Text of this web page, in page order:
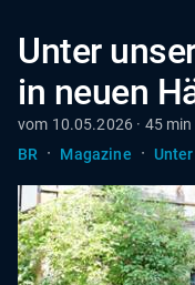
Unter
in neuen
vom 10.05.2026 · 45 min
BR
· Magazine ·